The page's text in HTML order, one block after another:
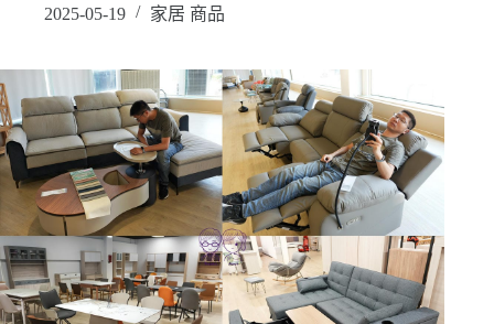
2025-05-19 家居 商品